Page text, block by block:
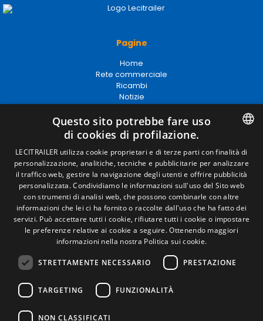
Pagine
Home
Rete commerciale
Ricambi
Notizie
Avviso legale
Politiche sulla privacy
Politica sui cookie
Condizioni generali di vendita
Gestire i cookie
Camino de los Huertos, S/N. Apdo 100 .
+(34) 976 462 121
SPANISH
ENGLISH
ITALIAN
PORTUGUESE
Questo sito potrebbe fare uso
di cookies di profilazione.
LECITRAILER utilizza cookie proprietari e di terze parti con finalità di
personalizzazione, analitiche, tecniche e pubblicitarie per analizzare
il traffico web, gestire la navigazione degli utenti e offrire pubblicità
personalizzata. Condividiamo le informazioni sull'uso del Sito web
con strumenti di analisi web, che possono combinarle con altre
informazioni che lei ci ha fornito o raccolte dall'uso che ha fatto dei
servizi. Può accettare tutti i cookie, rifiutare tutti i cookie o impostare
le preferenze relative ai cookie a seguire. Ottenendo maggiori
informazioni nella nostra Politica sui cookie.
STRETTAMENTE NECESSARIO PRESTAZIONE
TARGETING FUNZIONALITÀ
NON CLASSIFICATI